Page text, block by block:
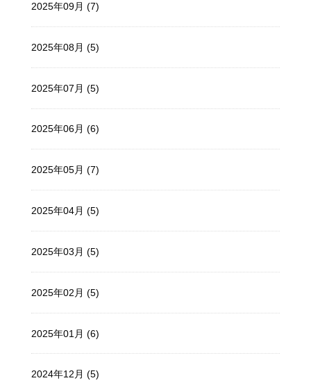
2025年09月 (7)
2025年08月 (5)
2025年07月 (5)
2025年06月 (6)
2025年05月 (7)
2025年04月 (5)
2025年03月 (5)
2025年02月 (5)
2025年01月 (6)
2024年12月 (5)